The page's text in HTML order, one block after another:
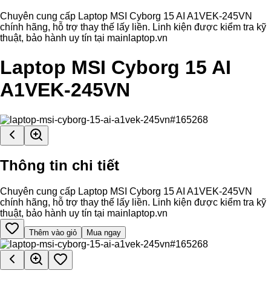
Chuyên cung cấp Laptop MSI Cyborg 15 AI A1VEK-245VN
chính hãng, hỗ trợ thay thế lấy liền. Linh kiện được kiểm tra kỹ
thuật, bảo hành uy tín tại mainlaptop.vn
Laptop MSI Cyborg 15 AI
A1VEK-245VN
Thông tin chi tiết
Chuyên cung cấp Laptop MSI Cyborg 15 AI A1VEK-245VN
chính hãng, hỗ trợ thay thế lấy liền. Linh kiện được kiểm tra kỹ
thuật, bảo hành uy tín tại mainlaptop.vn
Thêm vào giỏ Mua ngay